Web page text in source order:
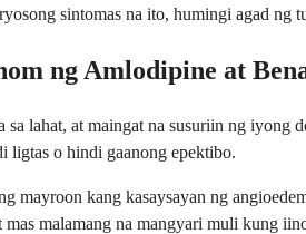
sintomas na ito, humingi agad
ng Amlodipine at
lahat, at maingat na susuriin ng
ligtas o hindi gaanong epektibo.
mayroon kang kasaysayan ng
mas malamang na mangyari muli kung